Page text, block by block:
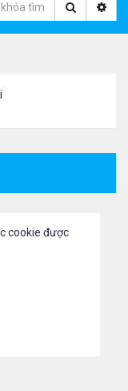
cookie được